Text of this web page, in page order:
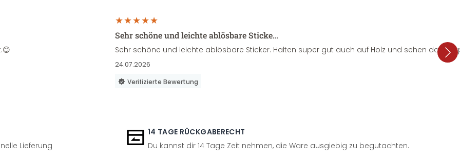
Sehr schöne und leichte ablösbare Sticke…
Sehr schöne und leichte ablösbare Sticker. Halten super gut auch auf Holz und sehen dazu
24.07.2026
Verifizierte Bewertung
Lieferung
14 TAGE RÜCKGABERECHT
Du kannst dir 14 Tage Zeit nehmen, die Ware ausgiebig zu begutachten.